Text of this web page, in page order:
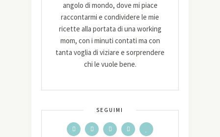
angolo di mondo, dove mi piace
raccontarmi e condividere le mie
ricette alla portata di una working
mom, con i minuti contati ma con
tanta voglia di viziare e sorprendere
chi le vuole bene.
SEGUIMI